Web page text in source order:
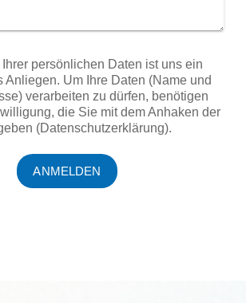
Ihrer persönlichen Daten ist uns ein
Anliegen. Um Ihre Daten (Name und
verarbeiten zu dürfen, benötigen
die Sie mit dem Anhaken der
(Datenschutzerklärung).